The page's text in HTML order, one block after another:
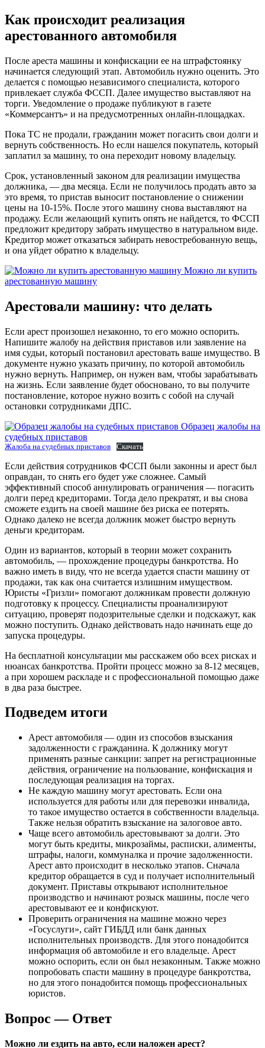
Как происходит реализация
арестованного автомобиля
После ареста машины и конфискации ее на штрафстоянку
начинается следующий этап. Автомобиль нужно оценить. Это
делается с помощью независимого специалиста, которого
привлекает служба ФССП. Далее имущество выставляют на
торги. Уведомление о продаже публикуют в газете
«Коммерсантъ» и на предусмотренных онлайн-площадках.
Пока ТС не продали, гражданин может погасить свои долги и
вернуть собственность. Но если нашелся покупатель, который
заплатил за машину, то она переходит новому владельцу.
Срок, установленный законом для реализации имущества
должника, — два месяца. Если не получилось продать авто за
это время, то пристав выносит постановление о снижении
цены на 10-15%. После этого машину снова выставляют на
продажу. Если желающий купить опять не найдется, то ФССП
предложит кредитору забрать имущество в натуральном виде.
Кредитор может отказаться забирать невостребованную вещь,
и она уйдет обратно к владельцу.
Можно ли купить
арестованную машину
Арестовали машину: что делать
Если арест произошел незаконно, то его можно оспорить.
Напишите жалобу на действия приставов или заявление на
имя судьи, который постановил арестовать ваше имущество. В
документе нужно указать причину, по которой автомобиль
нужно вернуть. Например, он нужен вам, чтобы зарабатывать
на жизнь. Если заявление будет обосновано, то вы получите
постановление, которое нужно возить с собой на случай
остановки сотрудниками ДПС.
Образец жалобы на
судебных приставов
Жалоба на судебных приставов Скачать
Если действия сотрудников ФССП были законны и арест был
оправдан, то снять его будет уже сложнее. Самый
эффективный способ аннулировать ограничения — погасить
долги перед кредиторами. Тогда дело прекратят, и вы снова
сможете ездить на своей машине без риска ее потерять.
Однако далеко не всегда должник может быстро вернуть
деньги кредиторам.
Один из вариантов, который в теории может сохранить
автомобиль, — прохождение процедуры банкротства. Но
важно иметь в виду, что не всегда удается спасти машину от
продажи, так как она считается излишним имуществом.
Юристы «Гризли» помогают должникам провести должную
подготовку к процессу. Специалисты проанализируют
ситуацию, проверят подозрительные сделки и подскажут, как
можно поступить. Однако действовать надо начинать еще до
запуска процедуры.
На бесплатной консультации мы расскажем обо всех рисках и
нюансах банкротства. Пройти процесс можно за 8-12 месяцев,
а при хорошем раскладе и с профессиональной помощью даже
в два раза быстрее.
Подведем итоги
Арест автомобиля — один из способов взыскания
задолженности с гражданина. К должнику могут
применять разные санкции: запрет на регистрационные
действия, ограничение на пользование, конфискация и
последующая реализация на торгах.
Не каждую машину могут арестовать. Если она
используется для работы или для перевозки инвалида,
то такое имущество остается в собственности владельца.
Также нельзя обратить взыскание на залоговое авто.
Чаще всего автомобиль арестовывают за долги. Это
могут быть кредиты, микрозаймы, расписки, алименты,
штрафы, налоги, коммуналка и прочие задолженности.
Арест авто происходит в несколько этапов. Сначала
кредитор обращается в суд и получает исполнительный
документ. Приставы открывают исполнительное
производство и начинают розыск машины, после чего
арестовывают ее и конфискуют.
Проверить ограничения на машине можно через
«Госуслуги», сайт ГИБДД или банк данных
исполнительных производств. Для этого понадобится
информация об автомобиле и его владельце. Арест
можно оспорить, если он был незаконным. Также можно
попробовать спасти машину в процедуре банкротства,
но для этого понадобится помощь профессиональных
юристов.
Вопрос — Ответ
Можно ли ездить на авто, если наложен арест?